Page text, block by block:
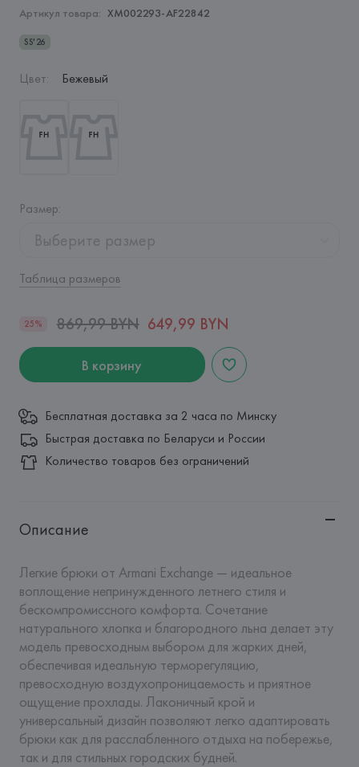
Артикул товара: XM002293-AF22842
SS'26
Цвет: Бежевый
Размер:
Выберите размер
Таблица размеров
25% 869,99 BYN 649,99 BYN
В корзину
Бесплатная доставка за 2 часа по Минску
Быстрая доставка по Беларуси и России
Количество товаров без ограничений
Описание
Легкие брюки от Armani Exchange — идеальное
воплощение непринужденного летнего стиля и
бескомпромиссного комфорта. Сочетание
натурального хлопка и благородного льна делает эту
модель превосходным выбором для жарких дней,
обеспечивая идеальную терморегуляцию,
превосходную воздухопроницаемость и приятное
ощущение прохлады. Лаконичный крой и
универсальный дизайн позволяют легко адаптировать
брюки как для расслабленного отдыха на побережье,
так и для стильных городских будней.